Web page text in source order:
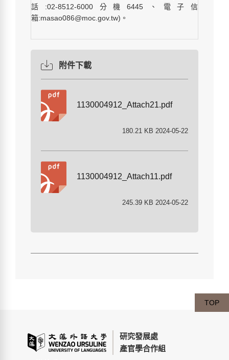
話:02-8512-6000分機6445、電子信
箱:masao086@moc.gov.tw)。
附件下載
1130004912_Attach21.pdf
180.21 KB 2024-05-22
1130004912_Attach11.pdf
245.39 KB 2024-05-22
研究發展處
產官學合作組
TOP